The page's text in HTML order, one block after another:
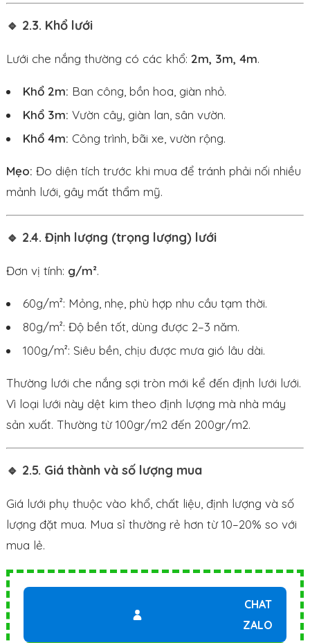
🔹 2.3. Khổ lưới
Lưới che nắng thường có các khổ: 2m, 3m, 4m.
Khổ 2m: Ban công, bồn hoa, giàn nhỏ.
Khổ 3m: Vườn cây, giàn lan, sân vườn.
Khổ 4m: Công trình, bãi xe, vườn rộng.
Mẹo: Đo diện tích trước khi mua để tránh phải nối nhiều
mảnh lưới, gây mất thẩm mỹ.
🔹 2.4. Định lượng (trọng lượng) lưới
Đơn vị tính: g/m².
60g/m²: Mỏng, nhẹ, phù hợp nhu cầu tạm thời.
80g/m²: Độ bền tốt, dùng được 2–3 năm.
100g/m²: Siêu bền, chịu được mưa gió lâu dài.
Thường lưới che nắng sợi tròn mới kể đến định lưới lưới.
Vì loại lưới này dệt kim theo định lượng mà nhà máy
sản xuất. Thường từ 100gr/m2 đến 200gr/m2.
🔹 2.5. Giá thành và số lượng mua
Giá lưới phụ thuộc vào khổ, chất liệu, định lượng và số
lượng đặt mua. Mua sỉ thường rẻ hơn từ 10–20% so với
mua lẻ.
CHAT
ZALO